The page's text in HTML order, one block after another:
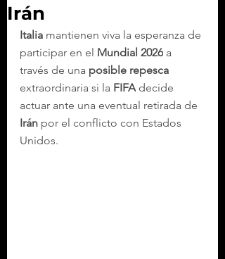
Irán
Italia mantienen viva la esperanza de
participar en el Mundial 2026 a
través de una posible repesca
extraordinaria si la FIFA decide
actuar ante una eventual retirada de
Irán por el conflicto con Estados
Unidos.